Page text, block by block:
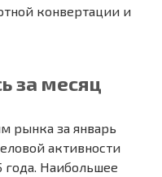
конвертации и
за месяц
рынка за январь
активности
года. Наибольшее